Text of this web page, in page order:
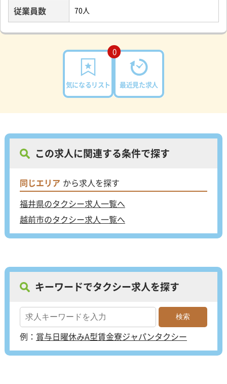
従業員数 70人
0
気になるリスト 最近見た求人
この求人に関連する条件で探す
同じエリア から求人を探す
福井県のタクシー求人一覧へ
越前市のタクシー求人一覧へ
キーワードでタクシー求人を探す
例： 賞与日曜休みA型賃金寮ジャパンタクシー